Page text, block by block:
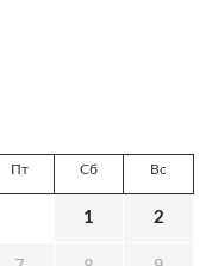
Пт Сб Вс
1 2